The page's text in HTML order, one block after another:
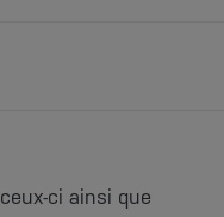
ci ainsi que